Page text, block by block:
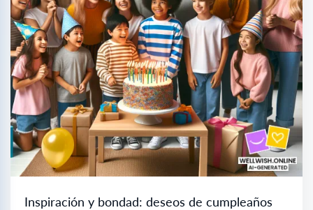
Inspiración y bondad: deseos de cumpleaños